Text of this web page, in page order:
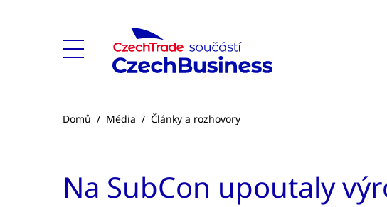
Domů / Média / Články a rozhovory
Na SubCon upoutaly